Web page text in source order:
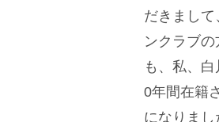
だきまし
ンクラブ
も、私、
0年間在籍
になりまし